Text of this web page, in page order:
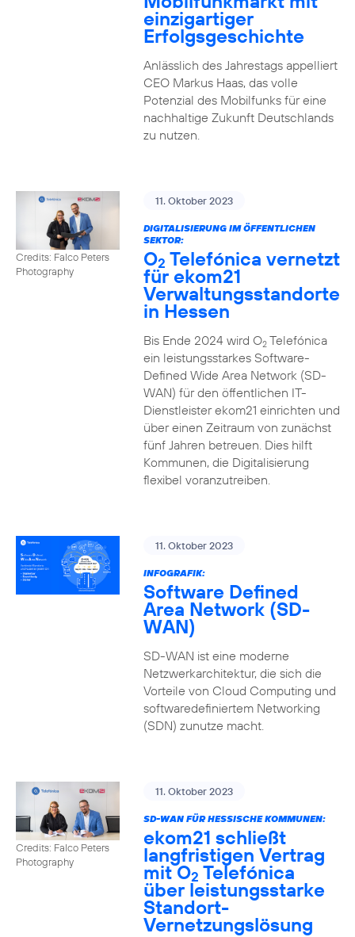
einzigartiger
Erfolgsgeschichte
Anlässlich des Jahrestags appelliert
CEO Markus Haas, das volle
Potenzial des Mobilfunks für eine
nachhaltige Zukunft Deutschlands
zu nutzen.
Credits: Falco Peters
Photography
11. Oktober 2023
DIGITALISIERUNG IM ÖFFENTLICHEN
SEKTOR:
O2 Telefónica vernetzt
für ekom21
Verwaltungsstandorte
in Hessen
Bis Ende 2024 wird O2Telefónica
ein leistungsstarkes Software-
Defined Wide Area Network (SD-
WAN) für den öffentlichen IT-
Dienstleister ekom21 einrichten und
über einen Zeitraum von zunächst
fünf Jahren betreuen. Dies hilft
Kommunen, die Digitalisierung
flexibel voranzutreiben.
11. Oktober 2023
INFOGRAFIK:
Software Defined
Area Network (SD-
WAN)
SD-WAN ist eine moderne
Netzwerkarchitektur, die sich die
Vorteile von Cloud Computing und
softwaredefiniertem Networking
(SDN) zunutze macht.
Credits: Falco Peters
Photography
11. Oktober 2023
SD-WAN FÜR HESSISCHE KOMMUNEN:
ekom21 schließt
langfristigen Vertrag
mit O2 Telefónica
über leistungsstarke
Standort-
Vernetzungslösung